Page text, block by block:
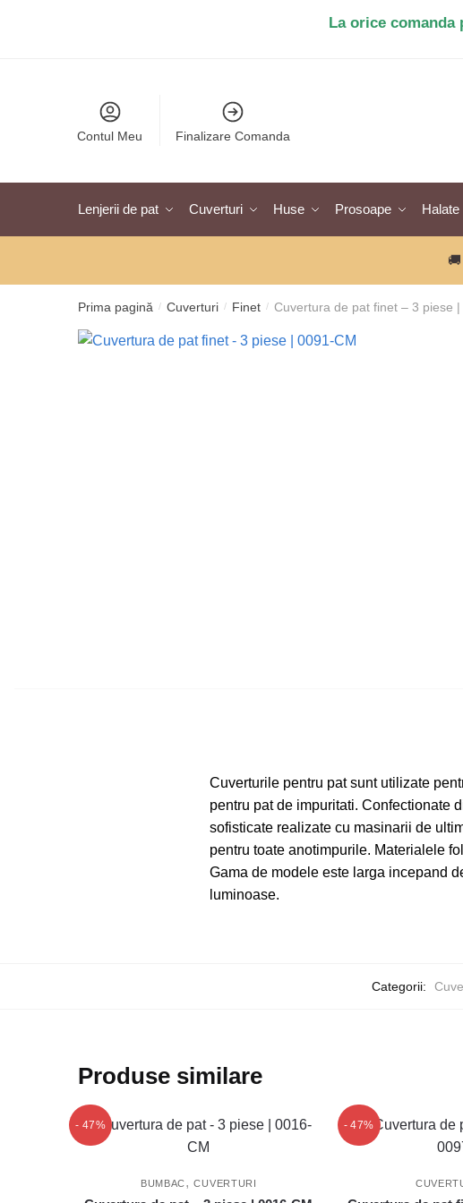
La orice comanda
Contul Meu Finalizare Comanda
Lenjerii de pat Cuverturi Huse Prosoape Halate
Prima pagină / Cuverturi / Finet / Cuvertura de pat finet – 3 piese
Cuverturile pentru pat sunt utilizate
pentru pat de impuritati. Confectionate
sofisticate realizate cu masinarii de
pentru toate anotimpurile. Materialele
Gama de modele este larga incepand
luminoase.
Categorii:
Produse similare
- 47%
BUMBAC,CUVERTURI
- 47%